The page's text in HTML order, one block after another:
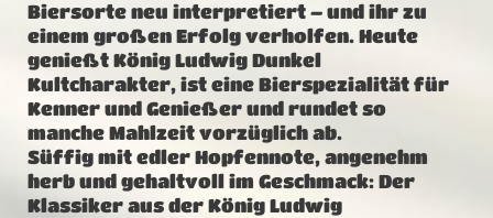
Biersorte neu interpretiert – und ihr zu
einem großen Erfolg verholfen. Heute
genießt König Ludwig Dunkel
Kultcharakter, ist eine Bierspezialität für
Kenner und Genießer und rundet so
manche Mahlzeit vorzüglich ab.
Süffig mit edler Hopfennote, angenehm
herb und gehaltvoll im Geschmack: Der
Klassiker aus der König Ludwig